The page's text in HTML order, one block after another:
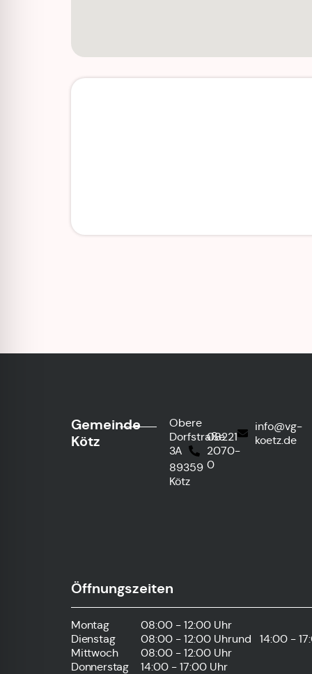
Gemeinde
Kötz
Obere
Dorfstraße
3A
89359
Kötz
08221
2070-
0
info@vg-
koetz.de
Öffnungszeiten
Montag
08:00 - 12:00 Uhr
Dienstag
08:00 - 12:00 Uhrund
14:00 -
Mittwoch
08:00 - 12:00 Uhr
Donnerstag
14:00 - 17:00 Uhr